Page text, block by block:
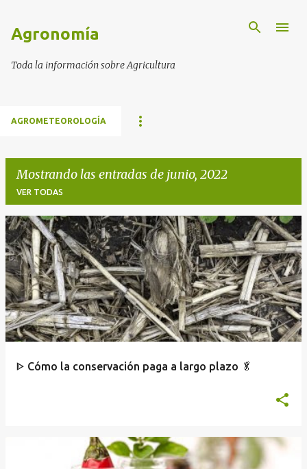
Agronomía
Toda la información sobre Agricultura
AGROMETEOROLOGÍA
Mostrando las entradas de junio, 2022
VER TODAS
E
n
t
r
a
d
ᐈ Cómo la conservación paga a largo plazo 🥬